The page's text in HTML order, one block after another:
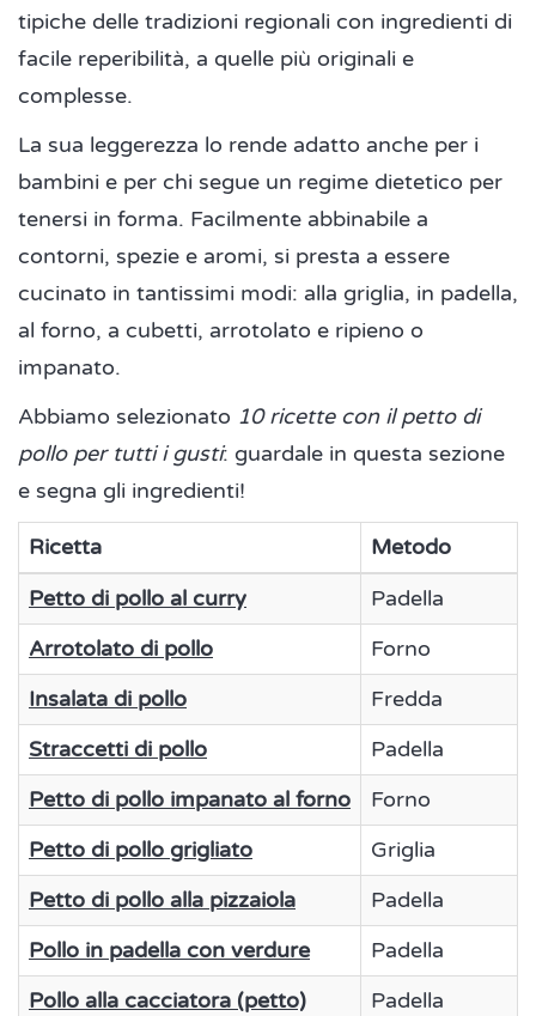
tipiche delle tradizioni regionali con ingredienti di
facile reperibilità, a quelle più originali e
complesse.
La sua leggerezza lo rende adatto anche per i
bambini e per chi segue un regime dietetico per
tenersi in forma. Facilmente abbinabile a
contorni, spezie e aromi, si presta a essere
cucinato in tantissimi modi: alla griglia, in padella,
al forno, a cubetti, arrotolato e ripieno o
impanato.
Abbiamo selezionato 10 ricette con il petto di
pollo per tutti i gusti: guardale in questa sezione
e segna gli ingredienti!
Ricetta
Metodo
Petto di pollo al curry
Padella
Arrotolato di pollo
Forno
Insalata di pollo
Fredda
Straccetti di pollo
Padella
Petto di pollo impanato al forno
Forno
Petto di pollo grigliato
Griglia
Petto di pollo alla pizzaiola
Padella
Pollo in padella con verdure
Padella
Pollo alla cacciatora (petto)
Padella